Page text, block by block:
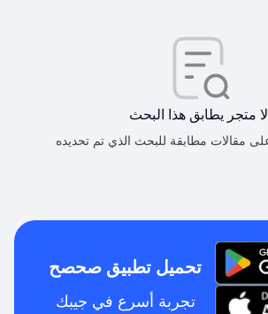
لا متجر يطابق هذا البحث
تحميل تطبيق صحصح
تجربة أسرع في جيبك